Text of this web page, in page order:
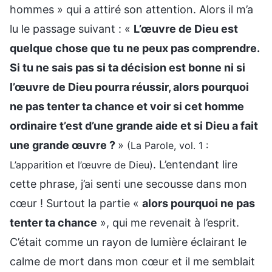
hommes » qui a attiré son attention. Alors il m’a
lu le passage suivant : « L’œuvre de Dieu est
quelque chose que tu ne peux pas comprendre.
Si tu ne sais pas si ta décision est bonne ni si
l’œuvre de Dieu pourra réussir, alors pourquoi
ne pas tenter ta chance et voir si cet homme
ordinaire t’est d’une grande aide et si Dieu a fait
une grande œuvre ? » (La Parole, vol. 1 :
L’apparition et l’œuvre de Dieu). L’entendant lire
cette phrase, j’ai senti une secousse dans mon
cœur ! Surtout la partie « alors pourquoi ne pas
tenter ta chance », qui me revenait à l’esprit.
C’était comme un rayon de lumière éclairant le
calme de mort dans mon cœur et il me semblait